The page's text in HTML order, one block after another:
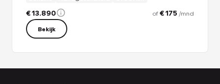
€ 13.890 of€ 175 /mnd
Bekijk